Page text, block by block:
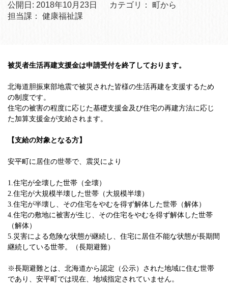
公開日: 2018年10月23日 カテゴリ：
町から
担当課：
健康福祉課
被災者生活再建支援金は申請受付を終了しております。
北海道胆振東部地震で被災された皆様の生活再建を支援するため
の制度です。
住宅の被害の程度に応じた基礎支援金及び住宅の再建方法に応じ
た加算支援金が支給されます。
【支給の対象となる方】
安平町に居住の世帯で、震災により
1.住宅が全壊した世帯（全壊）
2.住宅が大規模半壊した世帯（大規模半壊）
3.住宅が半壊し、 その住宅をやむを得ず解体した世帯（解体）
4.住宅の敷地に被害が生じ、その住宅をやむを得ず解体した世帯
（解体）
5.災害による危険な状態が継続し、住宅に居住不能な状態が長期間
継続している世帯。
（長期避難）
※長期避難とは、北海道から認定（公示）された地域に住む世帯
であり、安平町では現在、地域指定されていません。